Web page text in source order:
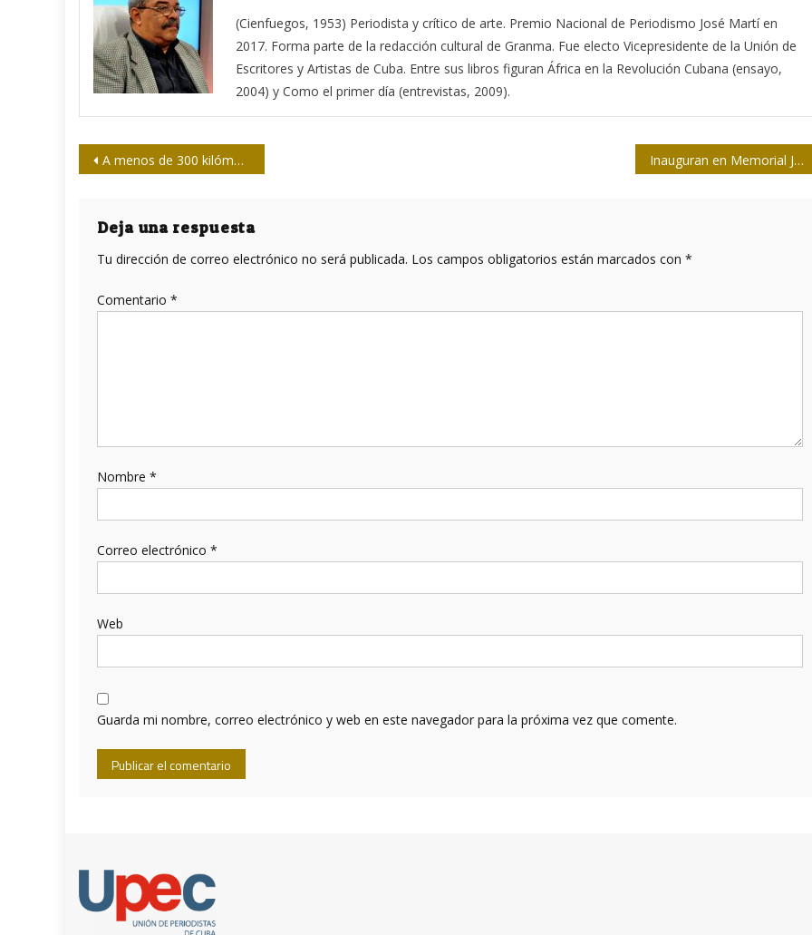
(Cienfuegos, 1953) Periodista y crítico de arte. Premio Nacional de Periodismo José Martí en
2017. Forma parte de la redacción cultural de Granma. Fue electo Vicepresidente de la Unión de
Escritores y Artistas de Cuba. Entre sus libros figuran África en la Revolución Cubana (ensayo,
2004) y Como el primer día (entrevistas, 2009).
Navegación
entradas
A menos de 300 kilómetros de Gaza (III parte y final) Inauguran en Memorial José Martí exposición fotográfica dedicada a Fidel
Deja una respuesta
Tu dirección de correo electrónico no será publicada. Los campos obligatorios están marcados con *
Comentario *
Nombre *
Correo electrónico *
Web
Guarda mi nombre, correo electrónico y web en este navegador para la próxima vez que comente.